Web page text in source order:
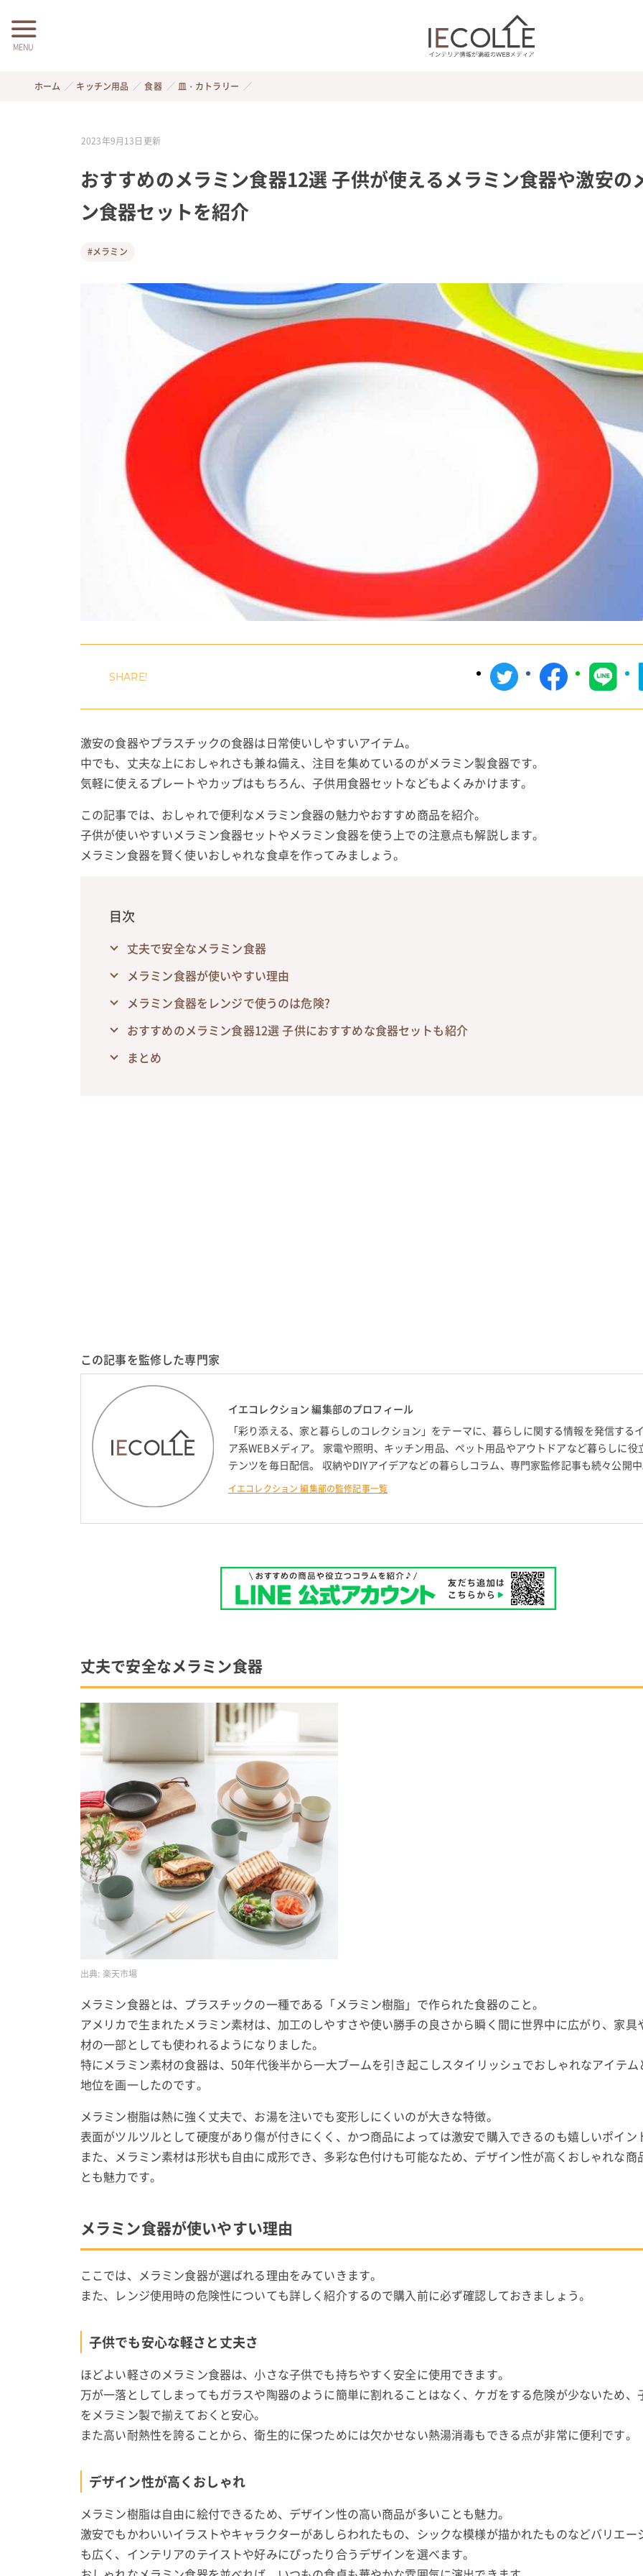
MENU
ホーム キッチン用品 食器 皿・カトラリー
2023年9月13日 更新
おすすめのメラミン食器12選 子供が使えるメラミン食器や激安の
ン食器セットを紹介
#メラミン
激安の食器やプラスチックの食器は日常使いしやすいアイテム。
中でも、丈夫な上におしゃれさも兼ね備え、注目を集めているのがメラミン製食器です。
気軽に使えるプレートやカップはもちろん、子供用食器セットなどもよくみかけます。
この記事では、おしゃれで便利なメラミン食器の魅力やおすすめ商品を紹介。
子供が使いやすいメラミン食器セットやメラミン食器を使う上での注意点も解説します。
メラミン食器を賢く使いおしゃれな食卓を作ってみましょう。
目次
丈夫で安全なメラミン食器
メラミン食器が使いやすい理由
メラミン食器をレンジで使うのは危険?
おすすめのメラミン食器12選 子供におすすめな食器セットも紹介
まとめ
この記事を監修した専門家
イエコレクション 編集部のプロフィール
「彩り添える、家と暮らしのコレクション」をテーマに、暮らしに関する情報を発信する
ア系WEBメディア。 家電や照明、キッチン用品、ペット用品やアウトドアなど暮らしに役
テンツを毎日配信。 収納やDIYアイデアなどの暮らしコラム、専門家監修記事も続々公開中
イエコレクション 編集部の監修記事一覧
丈夫で安全なメラミン食器
出典: 楽天市場
メラミン食器とは、プラスチックの一種である「メラミン樹脂」で作られた食器のこと。
アメリカで生まれたメラミン素材は、加工のしやすさや使い勝手の良さから瞬く間に世界中に広がり、家具
材の一部としても使われるようになりました。
特にメラミン素材の食器は、50年代後半から一大ブームを引き起こしスタイリッシュでおしゃれなアイテム
地位を画一したのです。
メラミン樹脂は熱に強く丈夫で、お湯を注いでも変形しにくいのが大きな特徴。
表面がツルツルとして硬度があり傷が付きにくく、かつ商品によっては激安で購入できるのも嬉しいポイン
また、メラミン素材は形状も自由に成形でき、多彩な色付けも可能なため、デザイン性が高くおしゃれな商
とも魅力です。
メラミン食器が使いやすい理由
ここでは、メラミン食器が選ばれる理由をみていきます。
また、レンジ使用時の危険性についても詳しく紹介するので購入前に必ず確認しておきましょう。
子供でも安心な軽さと丈夫さ
ほどよい軽さのメラミン食器は、小さな子供でも持ちやすく安全に使用できます。
万が一落としてしまってもガラスや陶器のように簡単に割れることはなく、ケガをする危険が少ないため、
をメラミン製で揃えておくと安心。
また高い耐熱性を誇ることから、衛生的に保つためには欠かせない熱湯消毒もできる点が非常に便利です。
デザイン性が高くおしゃれ
メラミン樹脂は自由に絵付できるため、デザイン性の高い商品が多いことも魅力。
激安でもかわいいイラストやキャラクターがあしらわれたもの、シックな模様が描かれたものなどバリエー
も広く、インテリアのテイストや好みにぴったり合うデザインを選べます。